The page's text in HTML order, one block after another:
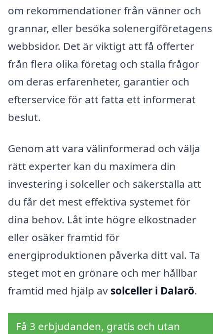
om rekommendationer från vänner och
grannar, eller besöka solenergiföretagens
webbsidor. Det är viktigt att få offerter
från flera olika företag och ställa frågor
om deras erfarenheter, garantier och
efterservice för att fatta ett informerat
beslut.
Genom att vara välinformerad och välja
rätt experter kan du maximera din
investering i solceller och säkerställa att
du får det mest effektiva systemet för
dina behov. Låt inte högre elkostnader
eller osäker framtid för
energiproduktionen påverka ditt val. Ta
steget mot en grönare och mer hållbar
framtid med hjälp av solceller i Dalarö.
Få 3 erbjudanden, gratis och utan